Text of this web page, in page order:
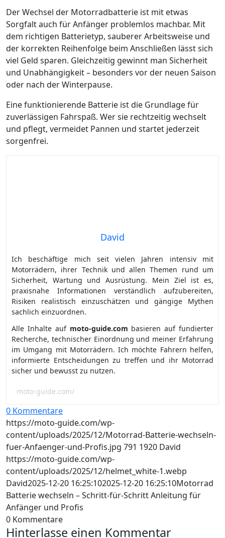
Der Wechsel der Motorradbatterie ist mit etwas
Sorgfalt auch für Anfänger problemlos machbar. Mit
dem richtigen Batterietyp, sauberer Arbeitsweise und
der korrekten Reihenfolge beim Anschließen lässt sich
viel Geld sparen. Gleichzeitig gewinnt man Sicherheit
und Unabhängigkeit – besonders vor der neuen Saison
oder nach der Winterpause.
Eine funktionierende Batterie ist die Grundlage für
zuverlässigen Fahrspaß. Wer sie rechtzeitig wechselt
und pflegt, vermeidet Pannen und startet jederzeit
sorgenfrei.
David
Ich beschäftige mich seit vielen Jahren intensiv mit
Motorrädern, ihrer Technik und allen Themen rund um
Sicherheit, Wartung und Ausrüstung. Mein Ziel ist es,
praxisnahe Informationen verständlich aufzubereiten,
Risiken realistisch einzuschätzen und gängige Mythen
sachlich einzuordnen.
Alle Inhalte auf moto-guide.com basieren auf fundierter
Recherche, technischer Einordnung und meiner Erfahrung
im Umgang mit Motorrädern. Ich möchte Fahrern helfen,
informierte Entscheidungen zu treffen und ihr Motorrad
sicher und bewusst zu nutzen.
moto-guide.com/
0 Kommentare
https://moto-guide.com/wp-
content/uploads/2025/12/Motorrad-Batterie-wechseln-
fuer-Anfaenger-und-Profis.jpg 791 1920 David
https://moto-guide.com/wp-
content/uploads/2025/12/helmet_white-1.webp
David2025-12-20 16:25:102025-12-20 16:25:10Motorrad
Batterie wechseln – Schritt-für-Schritt Anleitung für
Anfänger und Profis
0 Kommentare
Hinterlasse einen Kommentar